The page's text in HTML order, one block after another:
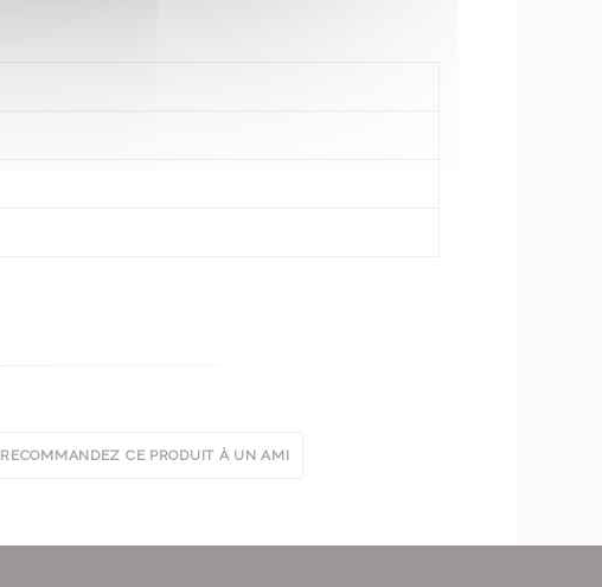
RECOMMANDEZ CE PRODUIT À UN AMI